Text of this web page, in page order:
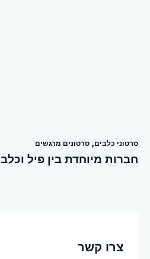
סרטוני כלבים, סרטונים מרגשים
חברות מיוחדת בין פיל וכלב
צרו קשר